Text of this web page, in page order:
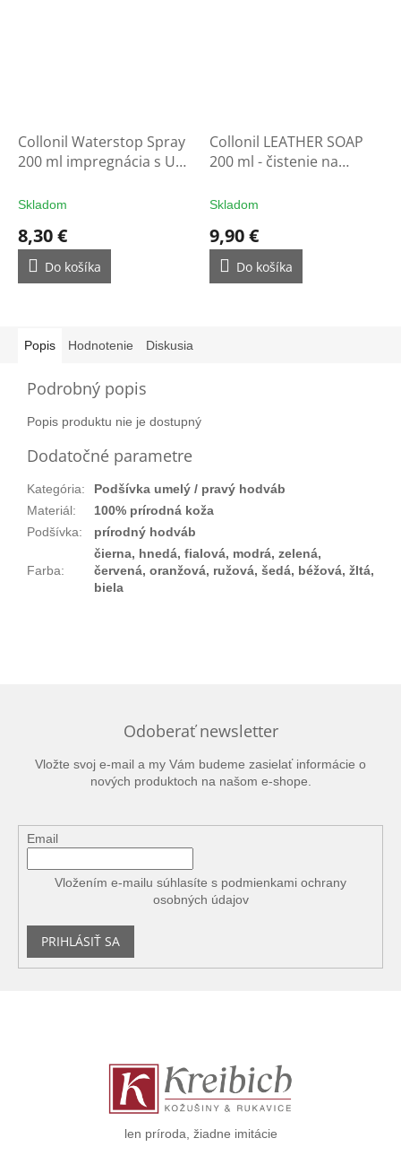
Collonil Waterstop Spray
200 ml impregnácia s UV
rukavice
Skladom
8,30 €
Do košíka
Collonil LEATHER SOAP
200 ml - čistenie na
Skladom
9,90 €
Do košíka
Popis Hodnotenie Diskusia
Podrobný popis
Popis produktu nie je dostupný
Dodatočné parametre
Kategória:
Podšívka umelý / pravý hodváb
Materiál:
100% prírodná koža
Podšívka: prírodný hodváb
Farba:
čierna, hnedá, fialová, modrá, zelená,
červená, oranžová, ružová, šedá, béžová, žltá,
biela
Odoberať newsletter
Vložte svoj e-mail a my Vám budeme zasielať informácie o
nových produktoch na našom e-shope.
Email
Vložením e-mailu súhlasíte s podmienkami ochrany
osobných údajov
PRIHLÁSIŤ SA
len príroda, žiadne imitácie